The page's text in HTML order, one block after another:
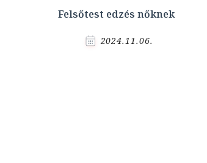
Felsőtest edzés nőknek
2024.11.06.